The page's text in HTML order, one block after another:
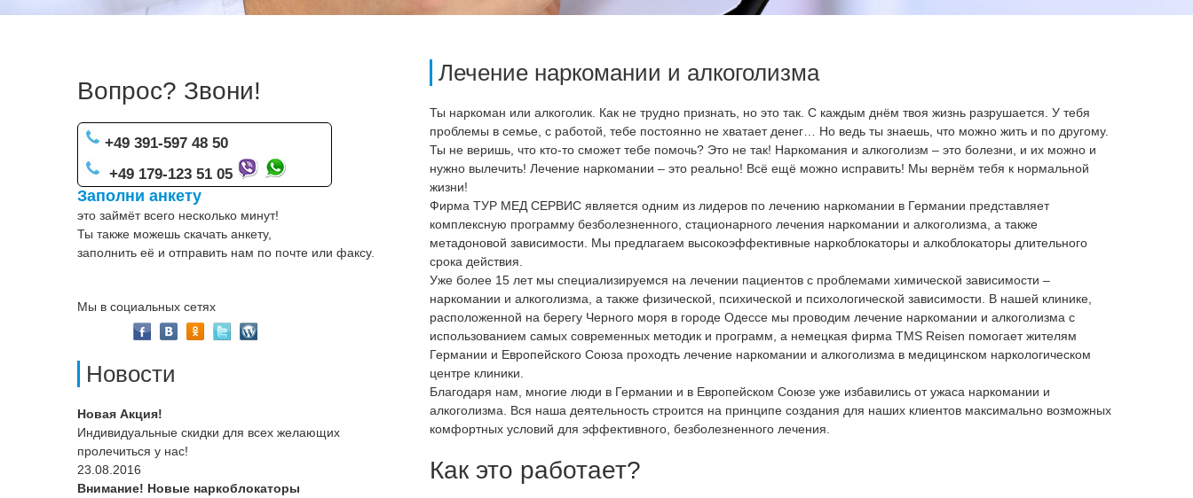
Вопрос? Звони!
+49 391-597 48 50
+49 179-123 51 05
Заполни анкету
это займёт всего несколько минут!
Ты также можешь скачать анкету,
заполнить её и отправить нам по почте или факсу.
Мы в социальных сетях
Новости
Новая Акция!
Индивидуальные скидки для всех желающих
пролечиться у нас!
23.08.2016
Внимание! Новые наркоблокаторы
Лечение наркомании и алкоголизма
Ты наркоман или алкоголик. Как не трудно признать, но это так. С каждым днём твоя жизнь разрушается. У тебя
проблемы в семье, с работой, тебе постоянно не хватает денег… Но ведь ты знаешь, что можно жить и по другому.
Ты не веришь, что кто-то сможет тебе помочь? Это не так! Наркомания и алкоголизм – это болезни, и их можно и
нужно вылечить! Лечение наркомании – это реально! Всё ещё можно исправить! Мы вернём тебя к нормальной
жизни!
Фирма ТУР МЕД СЕРВИС является одним из лидеров по лечению наркомании в Германии представляет
комплексную программу безболезненного, стационарного лечения наркомании и алкоголизма, а также
метадоновой зависимости. Мы предлагаем высокоэффективные наркоблокаторы и алкоблокаторы длительного
срока действия.
Уже более 15 лет мы специализируемся на лечении пациентов с проблемами химической зависимости –
наркомании и алкоголизма, а также физической, психической и психологической зависимости. В нашей клинике,
расположенной на берегу Черного моря в городе Одессе мы проводим лечение наркомании и алкоголизма с
использованием самых современных методик и программ, а немецкая фирма TMS Reisen помогает жителям
Германии и Европейского Союза проходть лечение наркомании и алкоголизма в медицинском наркологическом
центре клиники.
Благодаря нам, многие люди в Германии и в Европейском Союзе уже избавились от ужаса наркомании и
алкоголизма. Вся наша деятельность строится на принципе создания для наших клиентов максимально возможных
комфортных условий для эффективного, безболезненного лечения.
Как это работает?